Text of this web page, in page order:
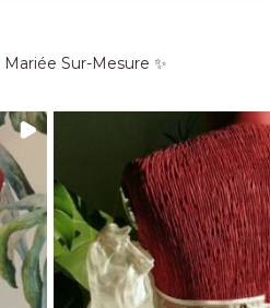
Sur-Mesure ✨